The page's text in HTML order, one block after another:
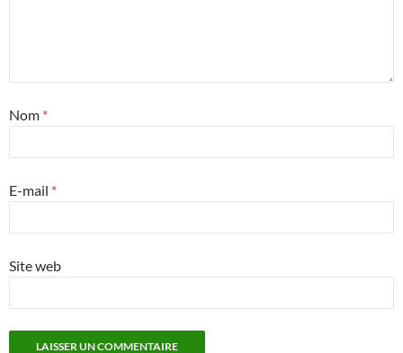
Nom *
E-mail *
Site web